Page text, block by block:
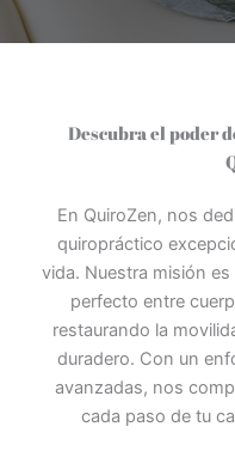
Descubra el poder
En QuiroZen, nos
quiropráctico
vida. Nuestra misión
perfecto entre
restaurando la
duradero. Con un
avanzadas, nos
cada paso de tu